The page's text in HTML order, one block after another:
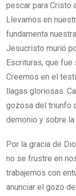
pescar para Cristo
Llevamos en
fundamenta
Jesucristo murió
Escrituras, que
Creemos en el
llagas gloriosas.
gozosa del triunfo
demonio y sobre la
Por la gracia de
no se frustre en
trabajemos con
anunciar el gozo